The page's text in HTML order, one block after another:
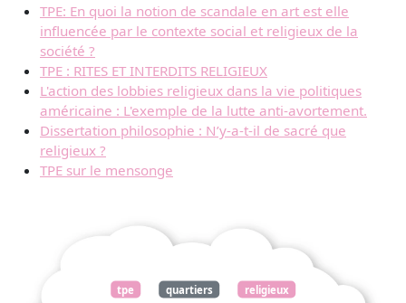
TPE: En quoi la notion de scandale en art est elle
influencée par le contexte social et religieux de la
société ?
TPE : RITES ET INTERDITS RELIGIEUX
L'action des lobbies religieux dans la vie politiques
américaine : L'exemple de la lutte anti-avortement.
Dissertation philosophie : N’y-a-t-il de sacré que
religieux ?
TPE sur le mensonge
tpe quartiers religieux